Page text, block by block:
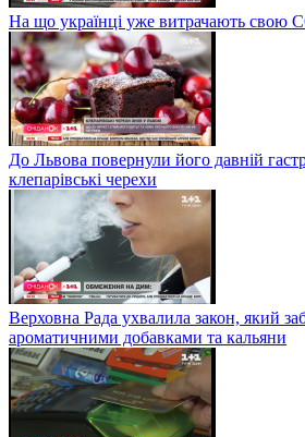
На що українці уже витрачають свою
До Львова повернули його давній
клепарівські черехи
Верховна Рада ухвалила закон, який
ароматичними добавками та кальяни